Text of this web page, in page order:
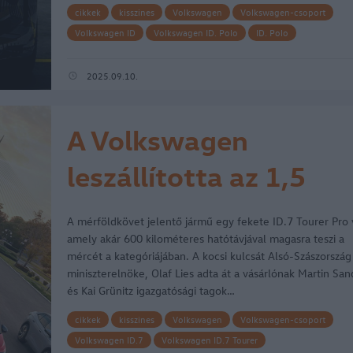
cikkek kisszines Volkswagen
Volkswagen-csoport
Volkswagen ID
Volkswagen ID. Polo ID. Polo
2025.09.10.
A Volkswagen
leszállította az 1,5
milliomodik, teljesen
elektromos ID.-modellt
A mérföldkövet jelentő jármű egy fekete ID.7 Tourer Pro
amely akár 600 kilométeres hatótávjával magasra teszi a
mércét a kategóriájában. A kocsi kulcsát Alsó-Szászország
miniszterelnöke, Olaf Lies adta át a vásárlónak Martin
és Kai Grünitz igazgatósági tagok…
cikkek kisszines Volkswagen
Volkswagen-csoport
Volkswagen ID.7
Volkswagen ID.7 Tourer